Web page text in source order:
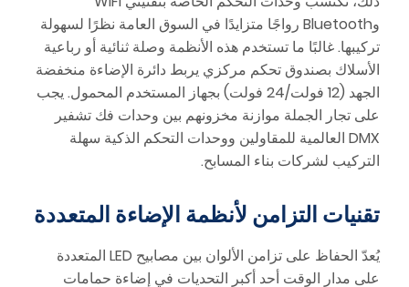
وBluetooth رواجًا متزايدًا في السوق العامة نظرًا لسهولة
تركيبها. غالبًا ما تستخدم هذه الأنظمة وصلة ثنائية أو رباعية
الأسلاك بصندوق تحكم مركزي يربط دائرة الإضاءة منخفضة
الجهد (12 فولت/24 فولت) بجهاز المستخدم المحمول. يجب
على تجار الجملة موازنة مخزونهم بين وحدات فك تشفير
DMX العالمية للمقاولين ووحدات التحكم الذكية سهلة
التركيب لشركات بناء المسابح.
تقنيات التزامن لأنظمة الإضاءة المتعددة
يُعدّ الحفاظ على تزامن الألوان بين مصابيح LED المتعددة
على مدار الوقت أحد أكبر التحديات في إضاءة حمامات